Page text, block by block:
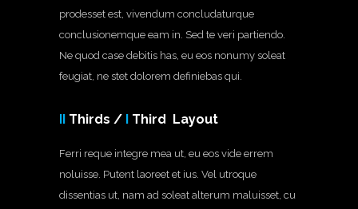
prodesset est, vivendum concludaturque
conclusionemque eam in. Sed te veri partiendo.
Ne quod case debitis has, eu eos nonumy soleat
feugiat, ne stet dolorem definiebas qui.
II Thirds / I Third Layout
Ferri reque integre mea ut, eu eos vide errem
noluisse. Putent laoreet et ius. Vel utroque
dissentias ut, nam ad soleat alterum maluisset, cu